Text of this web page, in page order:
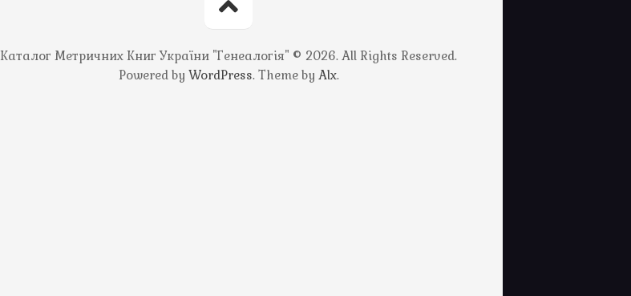
Каталог Метричних Книг України "Генеалогія" © 2026. All Rights Reserved.
Powered by WordPress. Theme by Alx.